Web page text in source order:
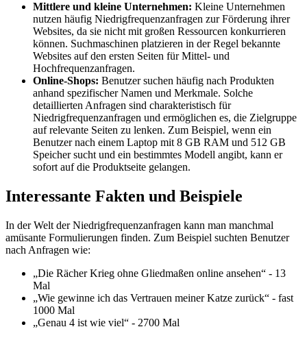
Mittlere und kleine Unternehmen: Kleine Unternehmen
nutzen häufig Niedrigfrequenzanfragen zur Förderung ihrer
Websites, da sie nicht mit großen Ressourcen konkurrieren
können. Suchmaschinen platzieren in der Regel bekannte
Websites auf den ersten Seiten für Mittel- und
Hochfrequenzanfragen.
Online-Shops: Benutzer suchen häufig nach Produkten
anhand spezifischer Namen und Merkmale. Solche
detaillierten Anfragen sind charakteristisch für
Niedrigfrequenzanfragen und ermöglichen es, die Zielgruppe
auf relevante Seiten zu lenken. Zum Beispiel, wenn ein
Benutzer nach einem Laptop mit 8 GB RAM und 512 GB
Speicher sucht und ein bestimmtes Modell angibt, kann er
sofort auf die Produktseite gelangen.
Interessante Fakten und Beispiele
In der Welt der Niedrigfrequenzanfragen kann man manchmal
amüsante Formulierungen finden. Zum Beispiel suchten Benutzer
nach Anfragen wie:
„Die Rächer Krieg ohne Gliedmaßen online ansehen“ - 13
Mal
„Wie gewinne ich das Vertrauen meiner Katze zurück“ - fast
1000 Mal
„Genau 4 ist wie viel“ - 2700 Mal